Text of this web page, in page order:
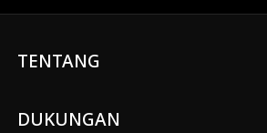
dia hamil kembar
TENTANG
DUKUNGAN